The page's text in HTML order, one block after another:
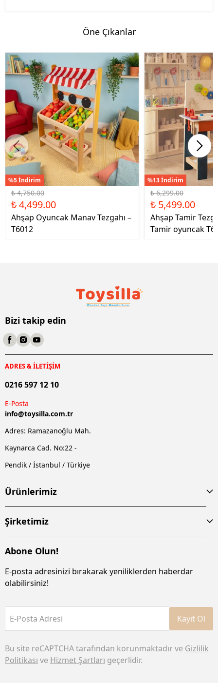
Öne Çıkanlar
%5 İndirim
₺ 4,750.00
₺ 4,499.00
Ahşap Oyuncak Manav Tezgahı –
T6012
%13 İndirim
₺ 6,299.00
₺ 5,499.00
Ahşap Tamir
Tamir oyuncak
Bizi takip edin
ADRES & İLETİŞİM
0216 597 12 10
E-Posta
info@toysilla.com.tr
Adres: Ramazanoğlu Mah.
Kaynarca Cad. No:22 -
Pendik / İstanbul / Türkiye
Ürünlerimiz
Şirketimiz
Abone Olun!
E-posta adresinizi bırakarak yeniliklerden haberdar
olabilirsiniz!
E-Posta Adresi Kayıt Ol
Bu site reCAPTCHA tarafından korunmaktadır ve Gizlilik
Politikası ve Hizmet Şartları geçerlidir.